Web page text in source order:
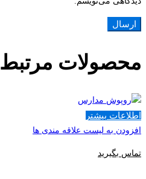
محصولات مرتبط
اطلاعات بیشتر
افزودن به لیست علاقه مندی ها
تماس بگیرید